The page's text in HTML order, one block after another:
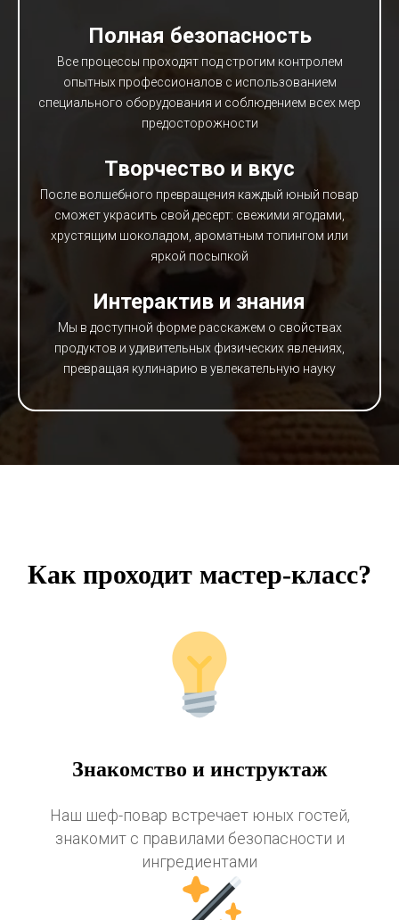
Полная безопасность
Все процессы проходят под строгим контролем
опытных профессионалов с использованием
специального оборудования и соблюдением всех мер
предосторожности
Творчество и вкус
После волшебного превращения каждый юный повар
сможет украсить свой десерт: свежими ягодами,
хрустящим шоколадом, ароматным топингом или
яркой посыпкой
Интерактив и знания
Мы в доступной форме расскажем о свойствах
продуктов и удивительных физических явлениях,
превращая кулинарию в увлекательную науку
Как проходит мастер-класс?
Знакомство и инструктаж
Наш шеф-повар встречает юных гостей,
знакомит с правилами безопасности и
ингредиентами